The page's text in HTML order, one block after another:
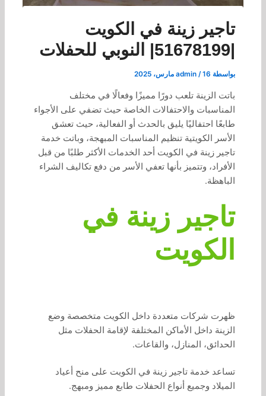
تاجير زينة في الكويت
|51678199| النوبي للحفلات
بواسطة admin /16 مارس، 2025
باتت الزينة تلعب دورًا مميزًا وفعالًا في مختلف
المناسبات والاحتفالات الخاصة حيث تضفي على الأجواء
طابعًا احتفاليًا يليق بالحدث أو الفعالية، حيث تعشق
الأسر الكويتية تنظيم المناسبات المبهجة، وباتت خدمة
تاجير زينة في الكويت أحد الخدمات الأكثر طلبًا من قبل
الأفراد، وتتميز بأنها تعفي الأسر من دفع تكاليف الشراء
الباهظة.
تاجير زينة في
الكويت
ظهرت شركات متعددة داخل الكويت متخصصة وضع
الزينة داخل الأماكن المختلفة لإقامة الحفلات مثل
الحدائق، المنازل، والقاعات.
تساعد خدمة تاجير زينة في الكويت على منح أعياد
الميلاد وجميع أنواع الحفلات طابع مميز ومبهج.